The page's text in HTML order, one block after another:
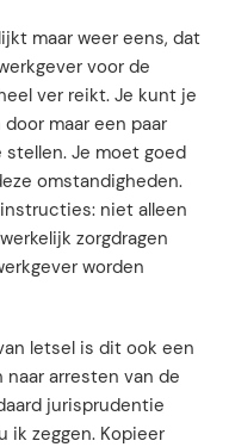
maar weer eens, dat
voor de
ver reikt. Je kunt je
maar een paar
Je moet goed
omstandigheden.
niet alleen
zorgdragen
worden
letsel is dit ook een
arresten van de
jurisprudentie
ik zeggen. Kopieer